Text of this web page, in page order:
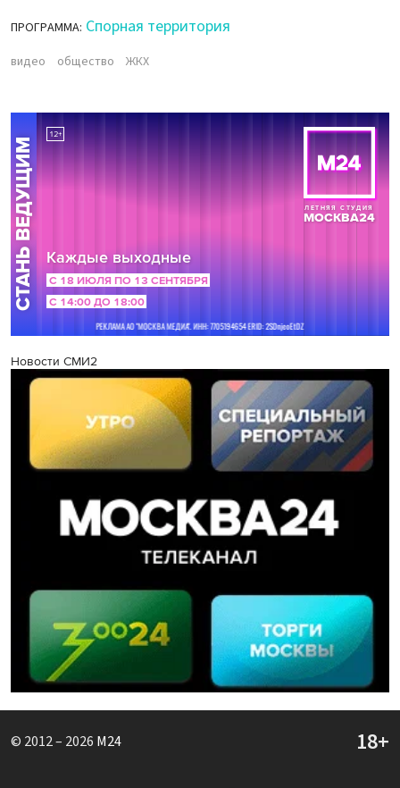
ПРОГРАММА: Спорная территория
видео общество ЖКХ
Новости СМИ2
© 2012 – 2026 M24